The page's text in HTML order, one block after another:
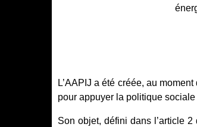
L’AAPIJ a été créée, au
pour appuyer la politique
Son objet, défini dans l’article